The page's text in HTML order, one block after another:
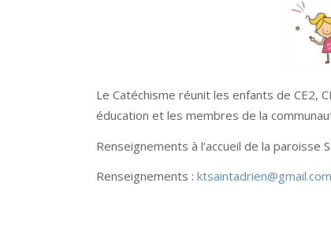
Le Catéchisme réunit les enfants de CE2,
éducation et les membres de la
Renseignements à l’accueil de la paroisse
Renseignements : ktsaintadrien@gmail.com